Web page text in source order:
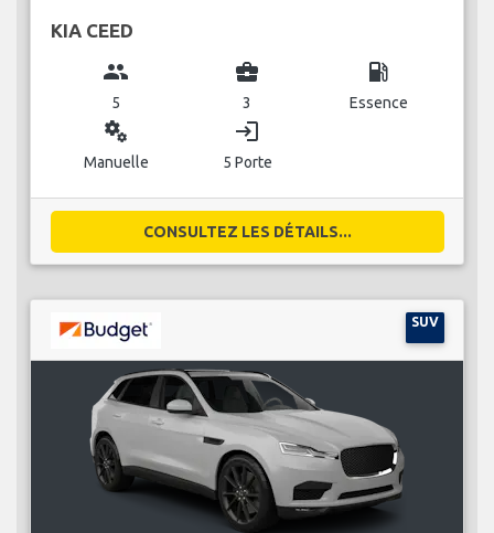
KIA CEED
group
5
business_center
3
local_gas_station
Essence
miscellaneous_services
Manuelle
login
5 Porte
CONSULTEZ LES DÉTAILS...
SUV